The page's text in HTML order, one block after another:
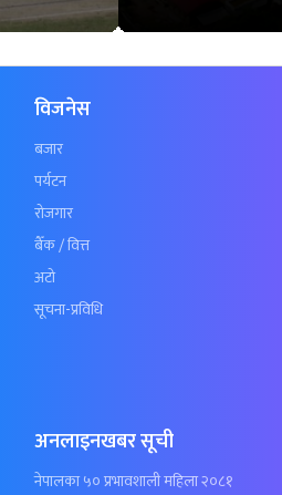
विजनेस
बजार
पर्यटन
रोजगार
बैँक / वित्त
अटो
सूचना-प्रविधि
अनलाइनखबर सूची
नेपालका ५० प्रभावशाली महिला २०८१